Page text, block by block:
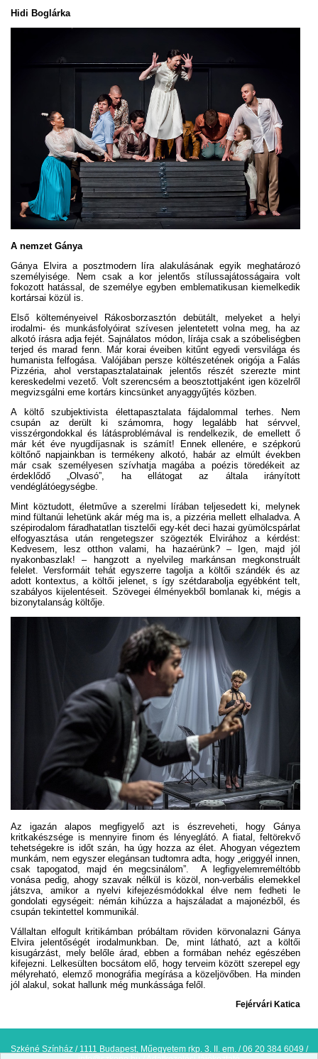
Hidi Boglárka
A nemzet Gánya
Gánya Elvira a posztmodern líra alakulásának egyik meghatározó
személyisége. Nem csak a kor jelentős stílussajátosságaira volt
fokozott hatással, de személye egyben emblematikusan kiemelkedik
kortársai közül is.
Első költeményeivel Rákosborzasztón debütált, melyeket a helyi
irodalmi- és munkásfolyóirat szívesen jelentetett volna meg, ha az
alkotó írásra adja fejét. Sajnálatos módon, lírája csak a szóbeliségben
terjed és marad fenn. Már korai éveiben kitűnt egyedi versvilága és
humanista felfogása. Valójában persze költészetének origója a Falás
Pizzéria, ahol verstapasztalatainak jelentős részét szerezte mint
kereskedelmi vezető. Volt szerencsém a beosztottjaként igen közelről
megvizsgálni eme kortárs kincsünket anyaggyűjtés közben.
A költő szubjektivista élettapasztalata fájdalommal terhes. Nem
csupán az derült ki számomra, hogy legalább hat sérvvel,
visszérgondokkal és látásproblémával is rendelkezik, de emellett ő
már két éve nyugdíjasnak is számít! Ennek ellenére, e szépkorú
költőnő napjainkban is termékeny alkotó, habár az elmúlt években
már csak személyesen szívhatja magába a poézis töredékeit az
érdeklődő „Olvasó”, ha ellátogat az általa irányított
vendéglátóegységbe.
Mint köztudott, életműve a szerelmi lírában teljesedett ki, melynek
mind fültanúi lehetünk akár még ma is, a pizzéria mellett elhaladva. A
szépirodalom fáradhatatlan tisztelői egy-két deci hazai gyümölcspárlat
elfogyasztása után rengetegszer szögezték Elvirához a kérdést:
Kedvesem, lesz otthon valami, ha hazaérünk? – Igen, majd jól
nyakonbaszlak! – hangzott a nyelvileg markánsan megkonstruált
felelet. Versformáit tehát egyszerre tagolja a költői szándék és az
adott kontextus, a költői jelenet, s így szétdarabolja egyébként telt,
szabályos kijelentéseit. Szövegei élményekből bomlanak ki, mégis a
bizonytalanság költője.
Az igazán alapos megfigyelő azt is észreveheti, hogy Gánya
kritkakészsége is mennyire finom és lényeglátó. A fiatal, feltörekvő
tehetségekre is időt szán, ha úgy hozza az élet. Ahogyan végeztem
munkám, nem egyszer elegánsan tudtomra adta, hogy „eriggyél innen,
csak tapogatod, majd én megcsinálom”. A legfigyelemreméltóbb
vonása pedig, ahogy szavak nélkül is közöl, non-verbális elemekkel
játszva, amikor a nyelvi kifejezésmódokkal élve nem fedheti le
gondolati egységeit: némán kihúzza a hajszáladat a majonézből, és
csupán tekintettel kommunikál.
Vállaltan elfogult kritikámban próbáltam röviden körvonalazni Gánya
Elvira jelentőségét irodalmunkban. De, mint látható, azt a költői
kisugárzást, mely belőle árad, ebben a formában nehéz egészében
kifejezni. Lelkesülten bocsátom elő, hogy terveim között szerepel egy
mélyreható, elemző monográfia megírása a közeljövőben. Ha minden
jól alakul, sokat hallunk még munkássága felől.
Fejérvári Katica
Szkéné Színház / 1111 Budapest, Műegyetem rkp. 3. II. em. / 06 20 384 6049 /